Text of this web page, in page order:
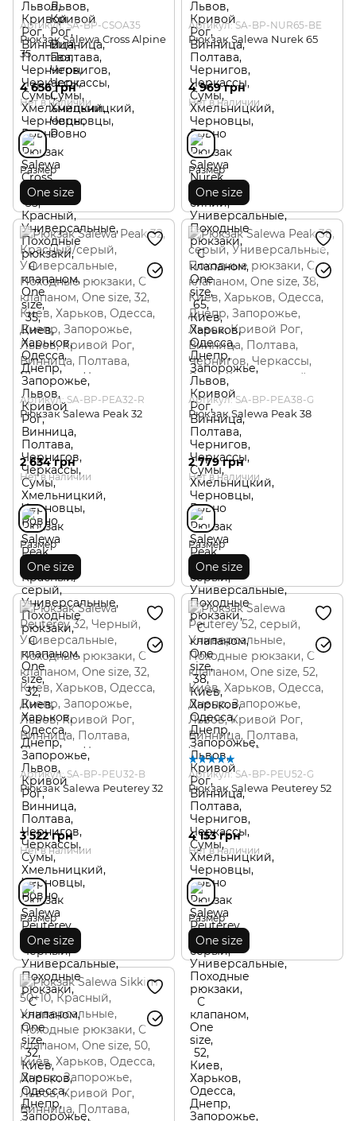
Артикул: SA-BP-CSOA35
Рюкзак Salewa Cross Alpine
35
4 656 грн
Нет в наличии
Размер
One size
Артикул: SA-BP-NUR65-BE
Рюкзак Salewa Nurek 65
4 969 грн
Нет в наличии
Размер
One size
Артикул: SA-BP-PEA32-R
Рюкзак Salewa Peak 32
2 634 грн
Нет в наличии
Размер
One size
Артикул: SA-BP-PEA38-G
Рюкзак Salewa Peak 38
2 779 грн
Нет в наличии
Размер
One size
Артикул: SA-BP-PEU32-B
Рюкзак Salewa Peuterey 32
3 522 грн
Нет в наличии
Размер
One size
Артикул: SA-BP-PEU52-G
Рюкзак Salewa Peuterey 52
4 153 грн
Нет в наличии
Размер
One size